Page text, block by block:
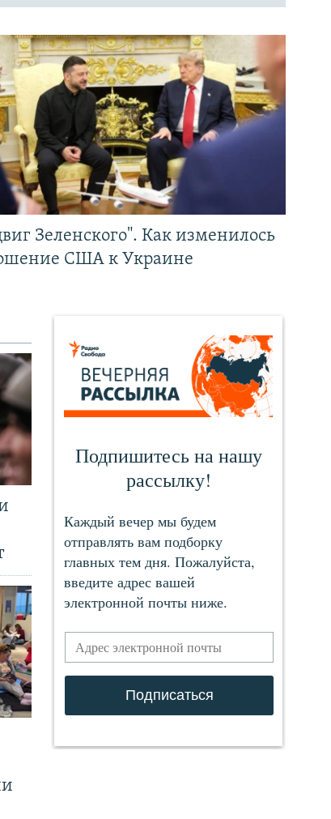
Зеленского". Как изменилось
США к Украине